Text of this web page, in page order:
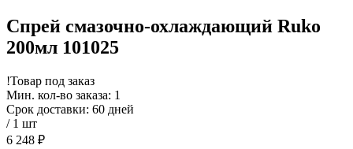
Спрей смазочно-охлаждающий Ruko
200мл 101025
!Товар под заказ
Мин. кол-во заказа: 1
Срок доставки: 60 дней
/ 1 шт
6 248 ₽